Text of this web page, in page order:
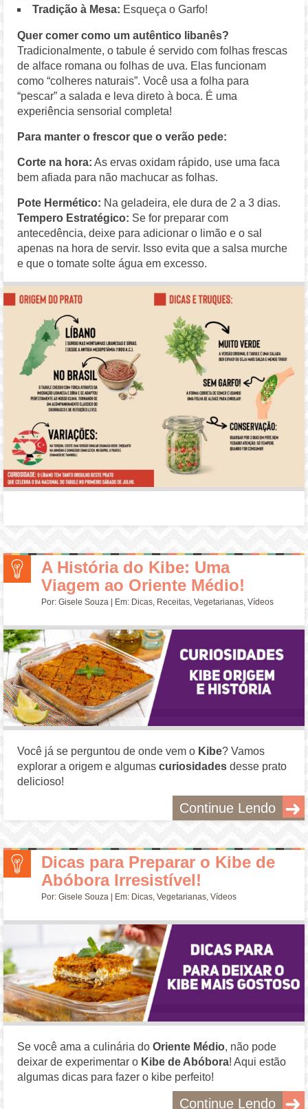
Tradição à Mesa: Esqueça o Garfo!
Quer comer como um autêntico libanês?
Tradicionalmente, o tabule é servido com folhas frescas
de alface romana ou folhas de uva. Elas funcionam
como “colheres naturais”. Você usa a folha para
“pescar” a salada e leva direto à boca. É uma
experiência sensorial completa!
Para manter o frescor que o verão pede:
Corte na hora: As ervas oxidam rápido, use uma faca
bem afiada para não machucar as folhas.
Pote Hermético: Na geladeira, ele dura de 2 a 3 dias.
Tempero Estratégico: Se for preparar com
antecedência, deixe para adicionar o limão e o sal
apenas na hora de servir. Isso evita que a salsa murche
e que o tomate solte água em excesso.
A História do Kibe: Uma
Viagem ao Oriente Médio!
Por:Gisele Souza | Em: Dicas Receitas ,Vegetarianas ,Vídeos
Você já se perguntou de onde vem o Kibe? Vamos
explorar a origem e algumascuriosidades desse prato
delicioso!
Continue Lendo
Dicas para Preparar o Kibe de
Abóbora Irresistível!
Por:Gisele Souza | Em: Dicas,Vegetarianas,Vídeos
Se você ama a culinária doOriente Médio, não pode
deixar de experimentar o Kibe de Abóbora! Aqui estão
algumas dicas para fazer o kibe perfeito!
Continue Lendo